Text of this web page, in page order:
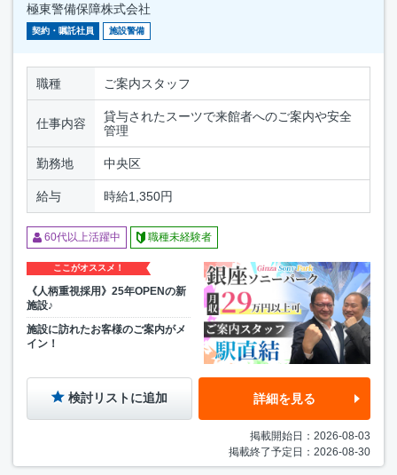
極東警備保障株式会社
契約・嘱託社員 施設警備
職種 ご案内スタッフ
仕事内容
貸与されたスーツで来館者へのご案内や安全
管理
勤務地 中央区
給与 時給1,350円
60代以上活躍中 職種未経験者
ここがオススメ！
《人柄重視採用》25年OPENの新
施設♪
施設に訪れたお客様のご案内がメ
イン！
検討リストに追加 詳細を見る
掲載開始日：2026-08-03
掲載終了予定日：2026-08-30